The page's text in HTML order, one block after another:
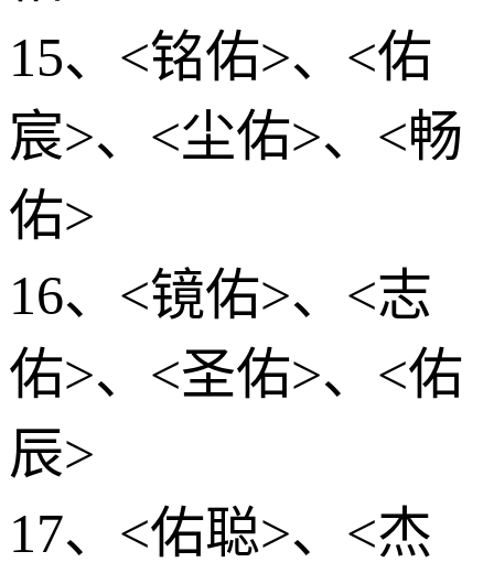
15、<铭佑>、<佑
宸>、<尘佑>、<畅
佑>
16、<镜佑>、<志
佑>、<圣佑>、<佑
辰>
17、<佑聪>、<杰